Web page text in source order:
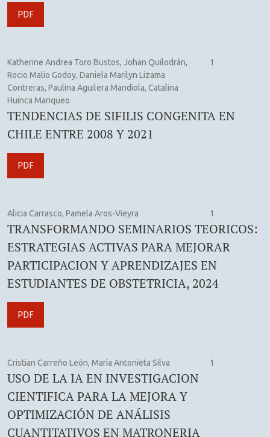
PDF
Katherine Andrea Toro Bustos, Johan Quilodrán,
Rocio Malio Godoy, Daniela Marilyn Lizama
Contreras, Paulina Aguilera Mandiola, Catalina
Huinca Mariqueo
1
TENDENCIAS DE SIFILIS CONGENITA EN
CHILE ENTRE 2008 Y 2021
PDF
Alicia Carrasco, Pamela Aros-Vieyra 1
TRANSFORMANDO SEMINARIOS TEORICOS:
ESTRATEGIAS ACTIVAS PARA MEJORAR
PARTICIPACION Y APRENDIZAJES EN
ESTUDIANTES DE OBSTETRICIA, 2024
PDF
Cristian Carreño León, María Antonieta Silva 1
USO DE LA IA EN INVESTIGACION
CIENTIFICA PARA LA MEJORA Y
OPTIMIZACIÓN DE ANÁLISIS
CUANTITATIVOS EN MATRONERIA